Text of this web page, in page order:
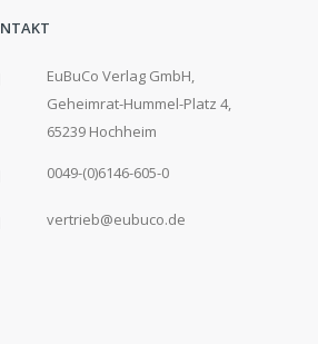
EuBuCo Verlag GmbH,
Geheimrat-Hummel-Platz 4,
65239 Hochheim
0049-(0)6146-605-0
vertrieb@eubuco.de